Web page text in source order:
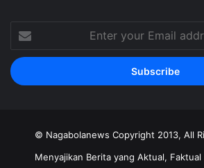
Enter
your
Email
address
© Nagabolanews Copyright 2013, All
Menyajikan Berita yang Aktual,